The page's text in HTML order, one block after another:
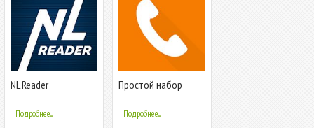
NL Reader
Подробнее...
Простой набор
Подробнее...